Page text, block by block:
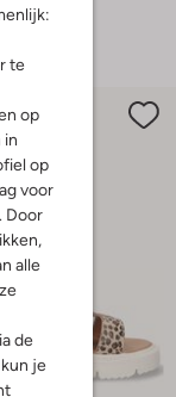
te
op
in
op
voor
Door
alle
de
je